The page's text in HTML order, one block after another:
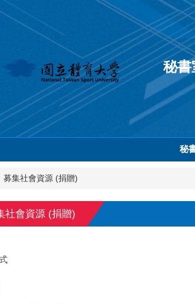
秘書
秘
募集社會資源 (捐贈)
社會資源 (捐贈)